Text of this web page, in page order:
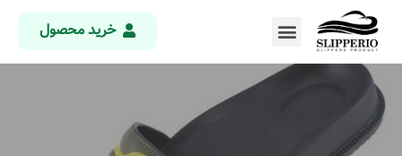
خرید محصول